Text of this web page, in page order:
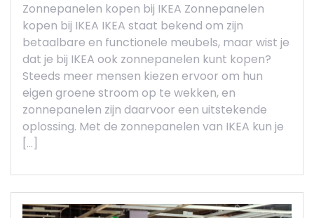
Zonnepanelen kopen bij IKEA Zonnepanelen
kopen bij IKEA IKEA staat bekend om zijn
betaalbare en functionele meubels, maar wist je
dat je bij IKEA ook zonnepanelen kunt kopen?
Steeds meer mensen kiezen ervoor om hun
eigen groene stroom op te wekken, en
zonnepanelen zijn daarvoor een uitstekende
oplossing. Met de zonnepanelen van IKEA kun je
[…]